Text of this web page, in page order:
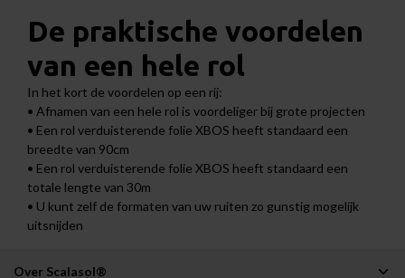
De praktische voordelen
van een hele rol
In het kort de voordelen op een rij:
• Afnamen van een hele rol is voordeliger bij grote projecten
• Een rol verduisterende folie XBOS heeft standaard een
breedte van 90cm
• Een rol verduisterende folie XBOS heeft standaard een
totale lengte van 30m
• U kunt zelf de formaten van uw ruiten zo gunstig mogelijk
uitsnijden
Over Scalasol®